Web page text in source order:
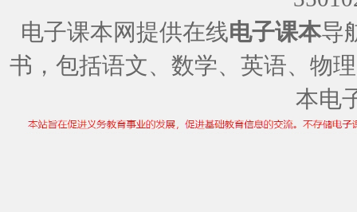
电子课本网提供在线电子课本导
书，包括语文、数学、英语、物
本电